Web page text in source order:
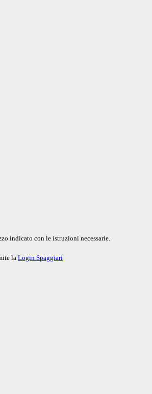
indicato con le istruzioni necessarie.
la Login Spaggiari